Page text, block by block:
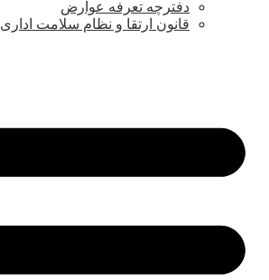
دفترچه تعرفه عوارض
قانون ارتقا و نظام سلامت اداری